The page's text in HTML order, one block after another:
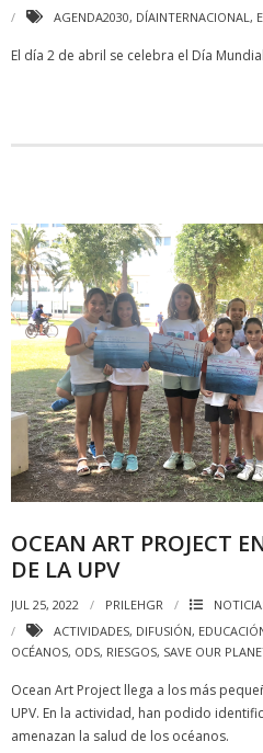
AGENDA2030, DÍAINTERNACIONAL,
El día 2 de abril se celebra el Día
OCEAN ART PROJECT
DE LA UPV
JUL 25, 2022 PRILEHGR
ACTIVIDADES, DIFUSIÓN,
OCÉANOS, ODS, RIESGOS, SAVE OUR
Ocean Art Project llega a los más
UPV. En la actividad, han podido
amenazan la salud de los océanos.